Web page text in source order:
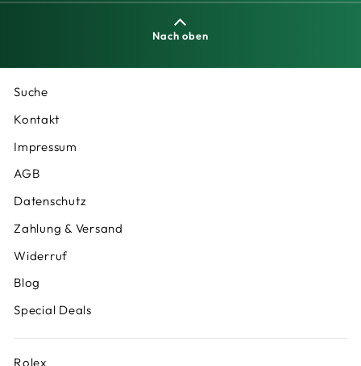
Nach oben
Suche
Kontakt
Impressum
AGB
Datenschutz
Zahlung & Versand
Widerruf
Blog
Special Deals
Rolex